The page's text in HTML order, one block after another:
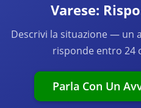
Varese:
Descrivi la situazione — un
risponde entro 24
Parla Con Un